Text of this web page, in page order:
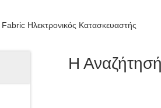
Ηλεκτρονικός Κατασκευαστής
Η